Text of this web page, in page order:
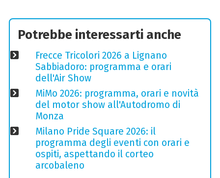
Potrebbe interessarti anche
Frecce Tricolori 2026 a Lignano
Sabbiadoro: programma e orari
dell'Air Show
MiMo 2026: programma, orari e novità
del motor show all'Autodromo di
Monza
Milano Pride Square 2026: il
programma degli eventi con orari e
ospiti, aspettando il corteo
arcobaleno